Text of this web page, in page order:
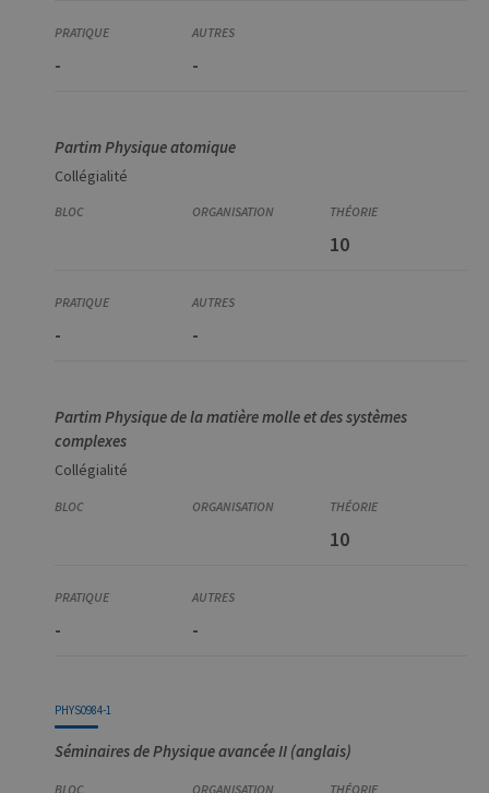
- -
Partim Physique atomique
Collégialité
10
- -
Partim Physique de la matière molle et des systèmes
complexes
Collégialité
10
- -
PHYS0984-1
Séminaires de Physique avancée II (anglais)